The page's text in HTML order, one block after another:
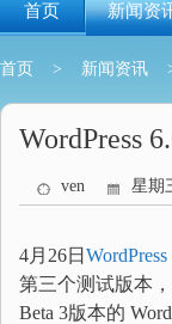
首页 新闻资
首页 > 新闻资讯
WordPress
ven 星期
4月26日 WordPress
第三个测试版本
Beta 3版本的